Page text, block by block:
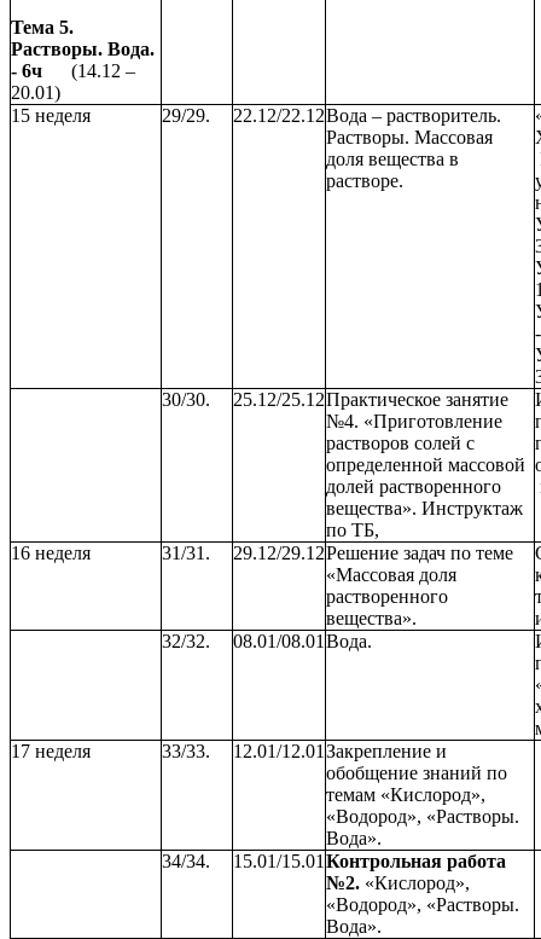
Тема 5.
Растворы. Вода.
- 6ч
(14.12 –
20.01)
15 неделя
29/29. 22.12/22.12Вода – растворитель.
Растворы. Массовая
доля вещества в
растворе.
30/30.
25.12/25.12Практическое занятие
№4. «Приготовление
растворов солей с
определенной массовой
долей растворенного
вещества». Инструктаж
по ТБ,
16 неделя 31/31. 29.12/29.12Решение задач по теме
«Массовая доля
растворенного
вещества».
32/32.
08.01/08.01 Вода.
17 неделя
33/33. 12.01/12.01 Закрепление и
обобщение знаний по
темам «Кислород»,
«Водород», «Растворы.
Вода».
34/34.
15.01/15.01 Контрольная работа
№2. «Кислород»,
«Водород», «Растворы.
Вода».